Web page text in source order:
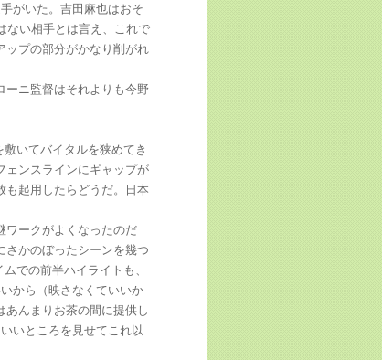
がいた。吉田麻也はおそ
ない相手とは言え、これで
ップの部分がかなり削がれ
ニ監督はそれよりも今野
いてバイタルを狭めてき
ェンスラインにギャップが
も起用したらどうだ。日本
ワークがよくなったのだ
さかのぼったシーンを幾つ
での前半ハイライトも、
から（映さなくていいか
んまりお茶の間に提供し
いところを見せてこれ以